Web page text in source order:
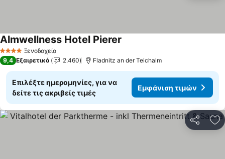
4 ΑστέριαΞενοδοχείο
Almwellness Hotel Pierer
9,4 Εξαιρετικό 2.460 Fladnitz an der Teichalm
Επιλέξτε ημερομηνίες, για να
δείτε τις ακριβείς τιμές
Εμφάνιση τιμών